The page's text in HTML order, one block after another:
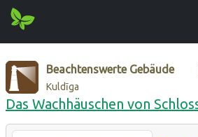
Beachtenswerte Gebäude
Kuldīga
Das Wachhäuschen von